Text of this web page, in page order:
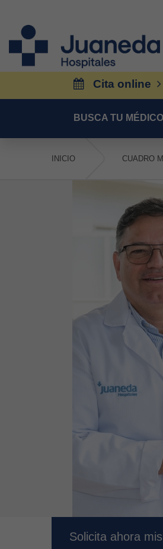
Cita online
BUSCA TU MÉDICO
INICIO CUADRO
Solicita ahora